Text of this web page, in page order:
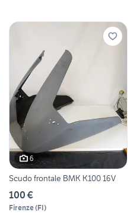
6
Scudo frontale BMK K100 16V
100 €
Firenze(FI)